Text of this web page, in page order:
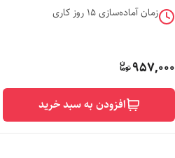
زمان آماده‌سازی15 روز کاری
957,000
افزودن به سبد خرید